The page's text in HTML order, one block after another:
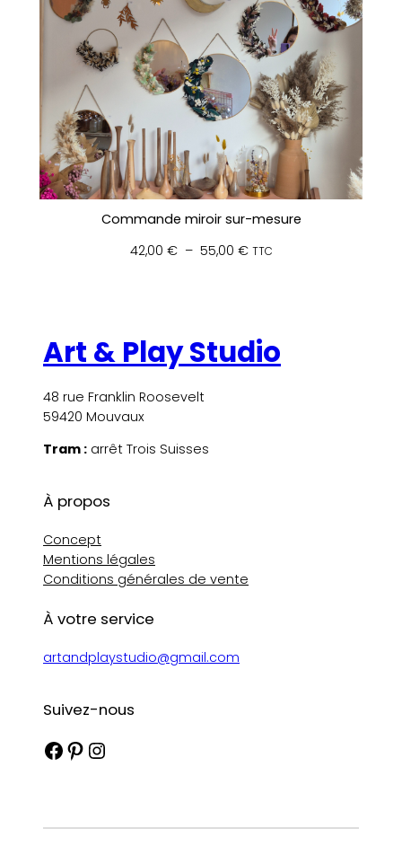
Commande miroir sur-mesure
42,00 € – 55,00 €Plage
55,00 €
TTC
Art & Play Studio
48 rue Franklin Roosevelt
59420 Mouvaux
Tram : arrêt Trois Suisses
À propos
Concept
Mentions légales
Conditions générales de vente
À votre service
artandplaystudio@gmail.com
Suivez-nous
Facebook Pinterest Instagram